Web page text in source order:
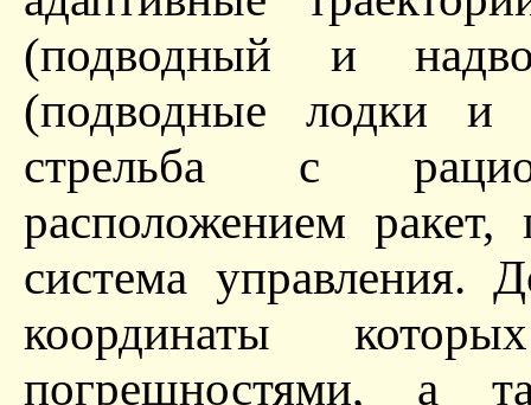
(подводный и
(подводные лодки и
стрельба с
расположением ракет,
система управления.
координаты
погрешностями, а